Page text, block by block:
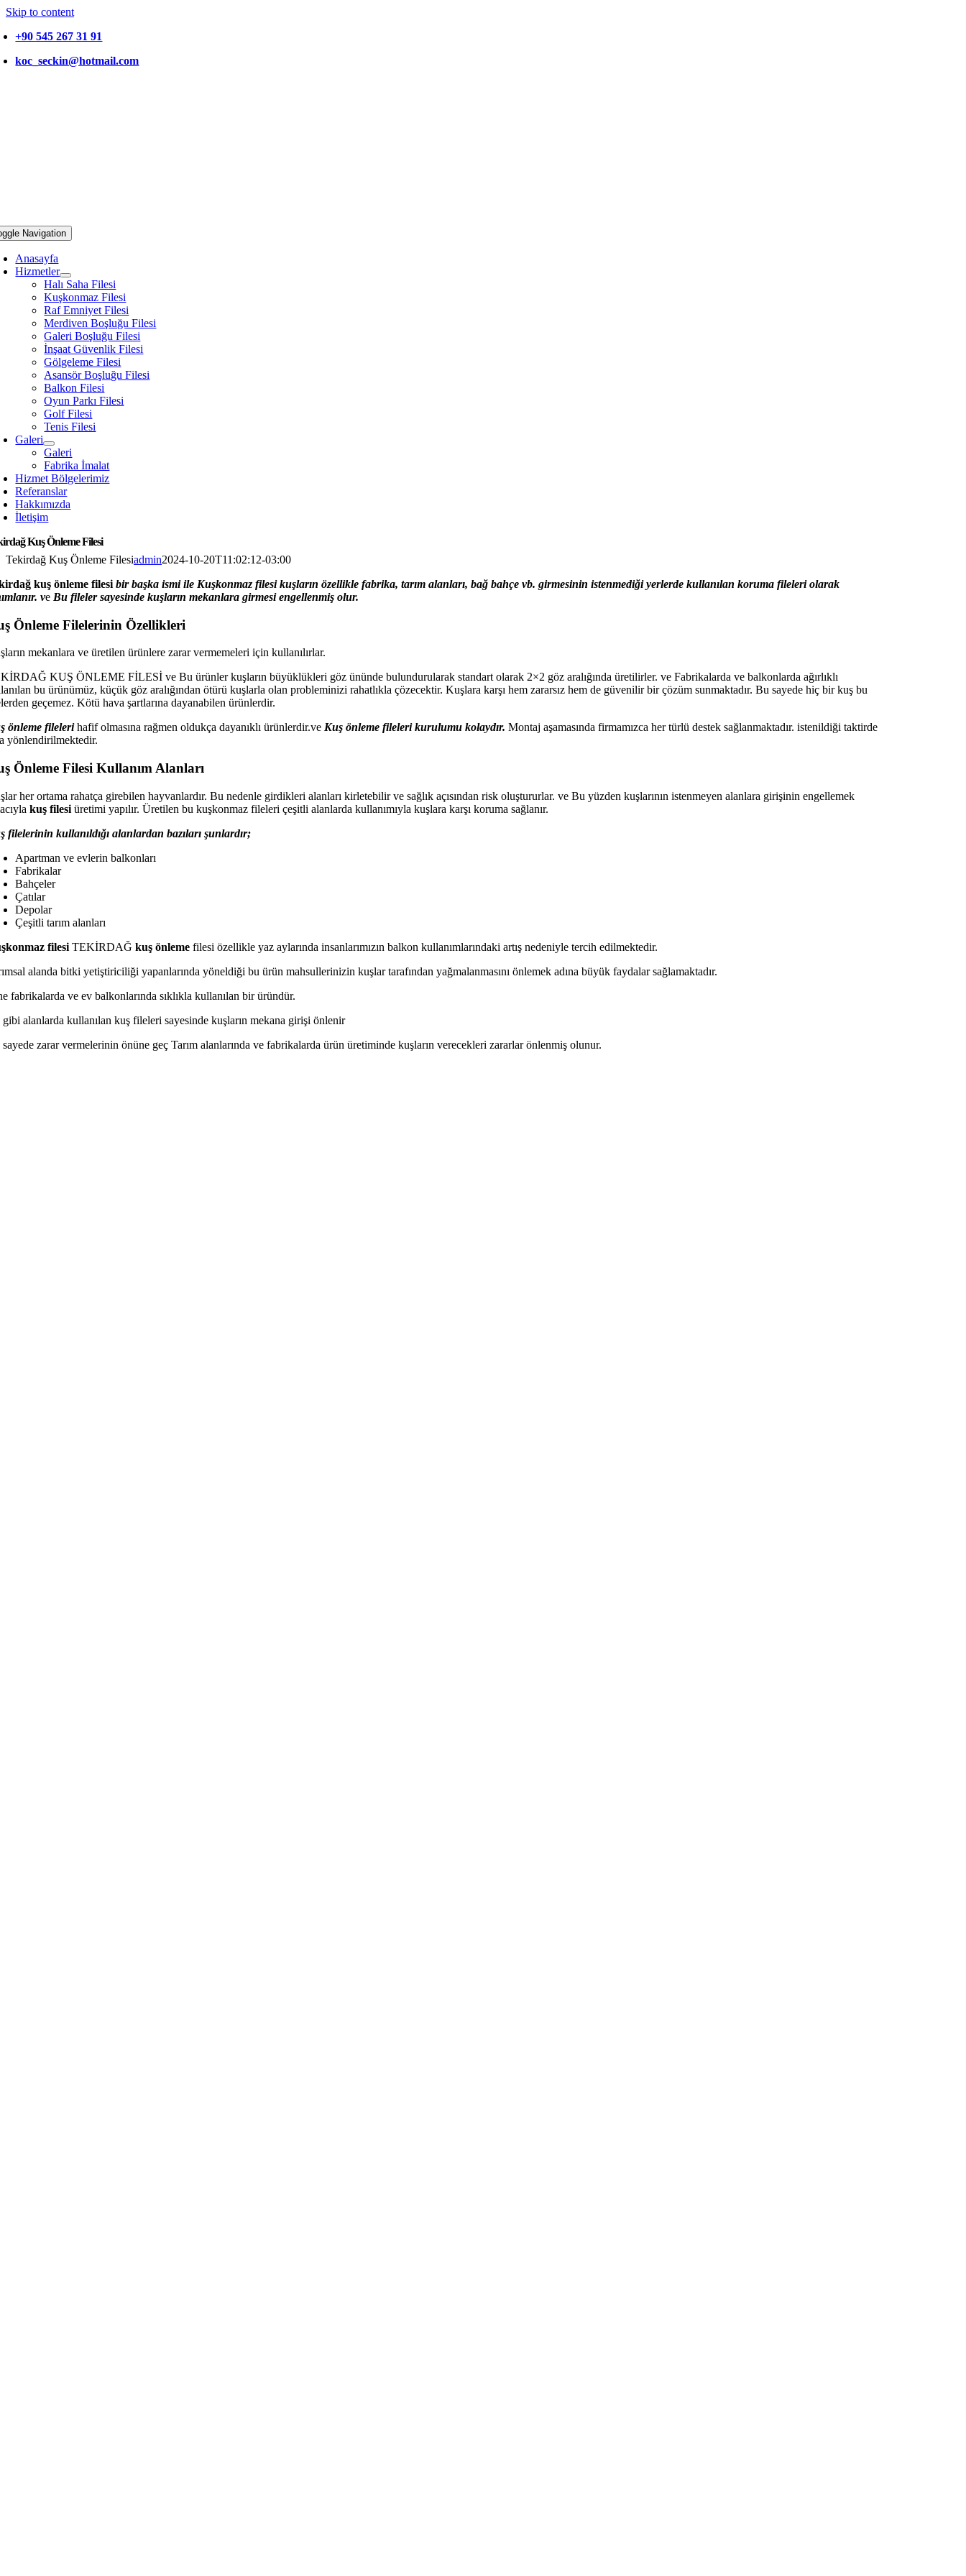
Skip to content
+90 545 267 31 91
koc_seckin@hotmail.com
Navigation
Anasayfa
Hizmetler
Halı Saha Filesi
Kuşkonmaz Filesi
Raf Emniyet Filesi
Merdiven Boşluğu Filesi
Galeri Boşluğu Filesi
İnşaat Güvenlik Filesi
Gölgeleme Filesi
Asansör Boşluğu Filesi
Balkon Filesi
Oyun Parkı Filesi
Golf Filesi
Tenis Filesi
Galeri
Galeri
Fabrika İmalat
Hizmet Bölgelerimiz
Referanslar
Hakkımızda
İletişim
Kuş Önleme Filesi
Tekirdağ Kuş Önleme Filesiadmin2024-10-20T11:02:12-03:00
kuş önleme filesibir başka ismi ile Kuşkonmaz filesi kuşların özellikle fabrika, tarım alanları, bağ bahçe vb. girmesinin istenmediği yerlerde kullanılan koruma fileleri olarak
ve Bu fileler sayesinde kuşların mekanlara girmesi engellenmiş olur.
Önleme Filelerinin Özellikleri
mekanlara ve üretilen ürünlere zarar vermemeleri için kullanılırlar.
KUŞ ÖNLEME FİLESİ ve Bu ürünler kuşların büyüklükleri göz ününde bulundurularak standart olarak 2×2 göz aralığında üretilirler. ve Fabrikalarda ve balkonlarda ağırlıklı
bu ürünümüz, küçük göz aralığından ötürü kuşlarla olan probleminizi rahatlıkla çözecektir. Kuşlara karşı hem zararsız hem de güvenilir bir çözüm sunmaktadır. Bu sayede hiç bir kuş bu
geçemez. Kötü hava şartlarına dayanabilen ürünlerdir.
önleme filelerihafif olmasına rağmen oldukça dayanıklı ürünlerdir.ve Kuş önleme fileleri kurulumu kolaydır. Montaj aşamasında firmamızca her türlü destek sağlanmaktadır. istenildiği taktirde
yönlendirilmektedir.
Önleme Filesi Kullanım Alanları
her ortama rahatça girebilen hayvanlardır. Bu nedenle girdikleri alanları kirletebilir ve sağlık açısından risk oluştururlar. ve Bu yüzden kuşlarının istenmeyen alanlara girişinin engellemek
kuş filesiüretimi yapılır. Üretilen bu kuşkonmaz fileleri çeşitli alanlarda kullanımıyla kuşlara karşı koruma sağlanır.
filelerinin kullanıldığı alanlardan bazıları şunlardır;
Apartman ve evlerin balkonları
Fabrikalar
Bahçeler
Çatılar
Depolar
Çeşitli tarım alanları
filesiTEKİRDAĞ kuş önleme filesi özellikle yaz aylarında insanlarımızın balkon kullanımlarındaki artış nedeniyle tercih edilmektedir.
alanda bitki yetiştiriciliği yapanlarında yöneldiği bu ürün mahsullerinizin kuşlar tarafından yağmalanmasını önlemek adına büyük faydalar sağlamaktadır.
fabrikalarda ve ev balkonlarında sıklıkla kullanılan bir üründür.
alanlarda kullanılan kuş fileleri sayesinde kuşların mekana girişi önlenir
zarar vermelerinin önüne geç Tarım alanlarında ve fabrikalarda ürün üretiminde kuşların verecekleri zararlar önlenmiş olunur.